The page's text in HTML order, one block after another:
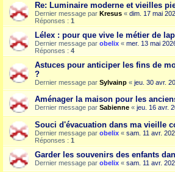
Re: Luminaire moderne et vieilles
Dernier message par Kresus « dim. 17 mai
Réponses : 1
Lélex : pour que vive le métier de
Dernier message par obelix « mer. 13 mai
Réponses : 4
Astuces pour anticiper les fins de
?
Dernier message par Sylvainp « jeu. 30 avr.
Aménager la maison pour les
Dernier message par Sabienne « jeu. 16 avr.
Souci d'évacuation dans ma vieille
Dernier message par obelix « sam. 11 avr.
Réponses : 1
Garder les souvenirs des enfants
Dernier message par obelix « sam. 11 avr.